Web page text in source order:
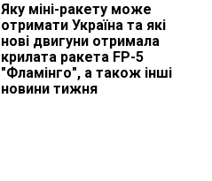
Яку міні-ракету може
отримати Україна та які
нові двигуни отримала
крилата ракета FP-5
"Фламінго", а також інші
новини тижня